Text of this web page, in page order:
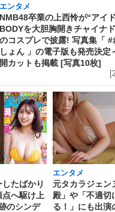
エンタメ
NMB48卒業の上西怜が“アイ
BODYを大胆胸開きチャイナ
のコスプレで披露! 写真集「 #
しょん 」の電子版も発売決定
開カットも掲載 [写真10枚]
たばかり
へ駆け上
のシンデ
エンタメ
元タカラジェン
殿」や「不適切
る！」にも出演